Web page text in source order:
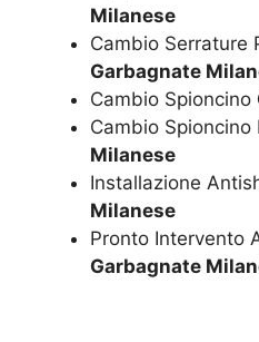
Milanese
Cambio Serrature
Garbagnate
Cambio Spioncino
Cambio Spioncino
Milanese
Installazione
Milanese
Pronto Intervento
Garbagnate